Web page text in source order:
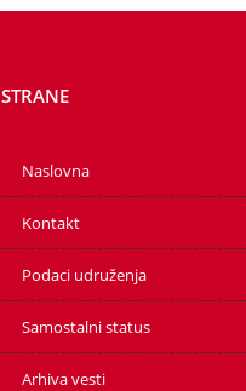
STRANE
Naslovna
Kontakt
Podaci udruženja
Samostalni status
Arhiva vesti